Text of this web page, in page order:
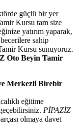
güçlü bir yer
Kursu tam size
yatırım yaparak,
sahip
Kursu sunuyoruz.
Oto Beyin Tamir
Merkezli Birebir
eğitime
PİPAZİZ
olmaya davet